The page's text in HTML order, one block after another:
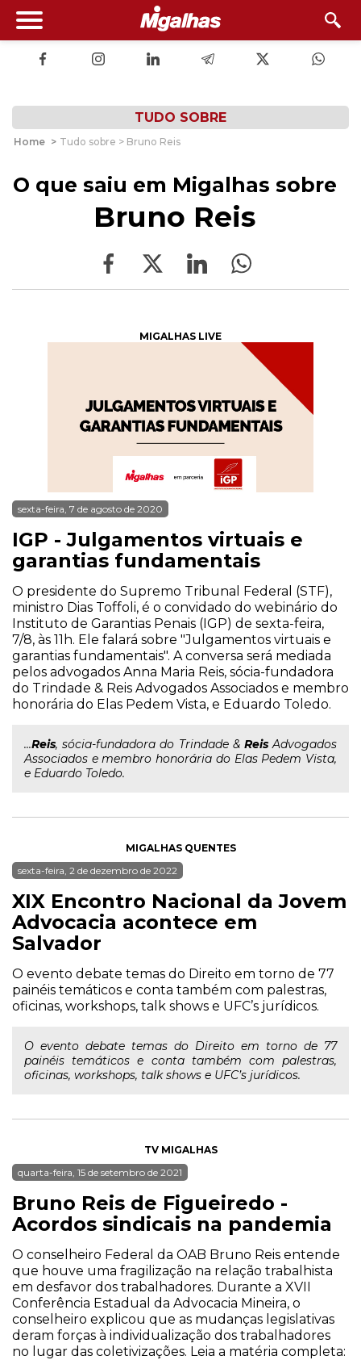
TUDO SOBRE
Home > Tudo sobre > Bruno Reis
O que saiu em Migalhas sobre
Bruno Reis
MIGALHAS LIVE
sexta-feira, 7 de agosto de 2020
IGP - Julgamentos virtuais e
garantias fundamentais
O presidente do Supremo Tribunal Federal (STF),
ministro Dias Toffoli, é o convidado do webinário do
Instituto de Garantias Penais (IGP) de sexta-feira,
7/8, às 11h. Ele falará sobre "Julgamentos virtuais e
garantias fundamentais". A conversa será mediada
pelos advogados Anna Maria Reis, sócia-fundadora
do Trindade & Reis Advogados Associados e membro
honorária do Elas Pedem Vista, e Eduardo Toledo.
...Reis, sócia-fundadora do Trindade & ReisAdvogados
Associados e membro honorária do Elas Pedem Vista,
e Eduardo Toledo.
MIGALHAS QUENTES
sexta-feira, 2 de dezembro de 2022
XIX Encontro Nacional da Jovem
Advocacia acontece em
Salvador
O evento debate temas do Direito em torno de 77
painéis temáticos e conta também com palestras,
oficinas, workshops, talk shows e UFC’s jurídicos.
O evento debate temas do Direito em torno de 77
painéis temáticos e conta também com palestras,
oficinas, workshops, talk shows e UFC’s jurídicos.
TV MIGALHAS
quarta-feira, 15 de setembro de 2021
Bruno Reis de Figueiredo -
Acordos sindicais na pandemia
O conselheiro Federal da OAB Bruno Reis entende
que houve uma fragilização na relação trabalhista
em desfavor dos trabalhadores. Durante a XVII
Conferência Estadual da Advocacia Mineira, o
conselheiro explicou que as mudanças legislativas
deram forças à individualização dos trabalhadores
no lugar das coletivizações. Leia a matéria completa: